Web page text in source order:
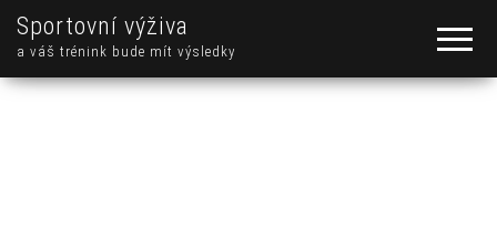
Sportovní výživa
a váš trénink bude mít výsledky